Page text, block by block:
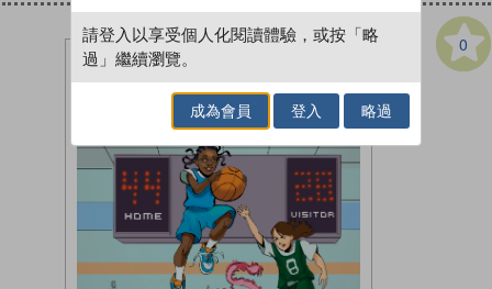
0
請登入以享受個人化閱讀體驗，或按「略
過」繼續瀏覽。
成為會員 登入 略過